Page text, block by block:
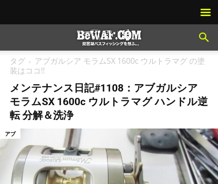
タグ
アブガルシア モラムSX 1600c ウルトラマグ の塗
装はココ!!
メンテナンス日記#1108：アブガルシア
モラムSX 1600c ウルトラマグ ハンドル逆
転 分解＆洗浄
アブ